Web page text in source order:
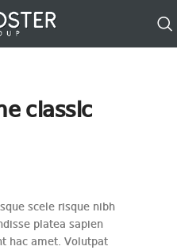
classic
scele risque nibh
platea sapien
hac amet. Volutpat